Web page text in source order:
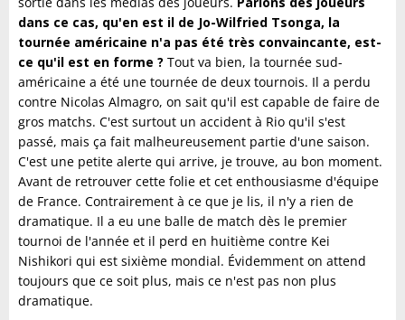
dans ce cas, qu'en est il de Jo-Wilfried Tsonga, la
tournée américaine n'a pas été très convaincante, est-
ce qu'il est en forme ? Tout va bien, la tournée sud-
américaine a été une tournée de deux tournois. Il a perdu
contre Nicolas Almagro, on sait qu'il est capable de faire de
gros matchs. C'est surtout un accident à Rio qu'il s'est
passé, mais ça fait malheureusement partie d'une saison.
C'est une petite alerte qui arrive, je trouve, au bon moment.
Avant de retrouver cette folie et cet enthousiasme d'équipe
de France. Contrairement à ce que je lis, il n'y a rien de
dramatique. Il a eu une balle de match dès le premier
tournoi de l'année et il perd en huitième contre Kei
Nishikori qui est sixième mondial. Évidemment on attend
toujours que ce soit plus, mais ce n'est pas non plus
dramatique.